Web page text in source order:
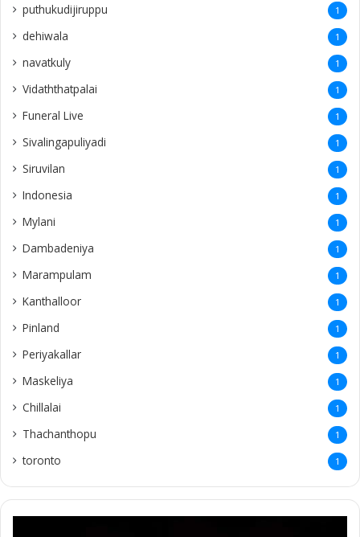
puthukudijiruppu 1
dehiwala 1
navatkuly 1
Vidaththatpalai 1
Funeral Live 1
Sivalingapuliyadi 1
Siruvilan 1
Indonesia 1
Mylani 1
Dambadeniya 1
Marampulam 1
Kanthalloor 1
Pinland 1
Periyakallar 1
Maskeliya 1
Chillalai 1
Thachanthopu 1
toronto 1